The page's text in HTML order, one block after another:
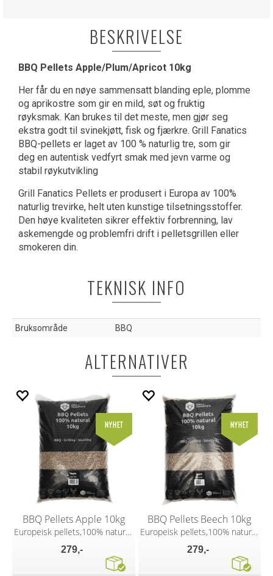
BESKRIVELSE
BBQ Pellets Apple/Plum/Apricot 10kg
Her får du en nøye sammensatt blanding eple, plomme
og aprikostre som gir en mild, søt og fruktig
røyksmak. Kan brukes til det meste, men gjør seg
ekstra godt til svinekjøtt, fisk og fjærkre. Grill Fanatics
BBQ-pellets er laget av 100 % naturlig tre, som gir
deg en autentisk vedfyrt smak med jevn varme og
stabil røykutvikling
Grill Fanatics Pellets er produsert i Europa av 100%
naturlig trevirke, helt uten kunstige tilsetningsstoffer.
Den høye kvaliteten sikrer effektiv forbrenning, lav
askemengde og problemfri drift i pelletsgrillen eller
smokeren din.
TEKNISK INFO
Bruksområde BBQ
ALTERNATIVER
BBQ Pellets Apple 10kg
Europeisk pellets,100% naturlig trevirke
279,-
BBQ Pellets Beech 10kg
Europeisk pellets,100% naturlig trevirke
279,-